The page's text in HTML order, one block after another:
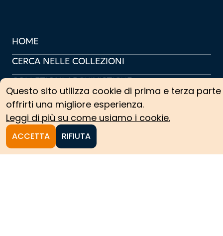
Questo sito utilizza cookie di prima e terza
offrirti una migliore esperienza.
Leggi di più su come usiamo i cookie.
ACCETTA RIFIUTA
HOME
CERCA NELLE COLLEZIONI
COLLEZIONI ARCHIVISTICHE
COLLEZIONI SCIENTIFICHE
PERCORSI TEMATICI
PROTAGONISTI